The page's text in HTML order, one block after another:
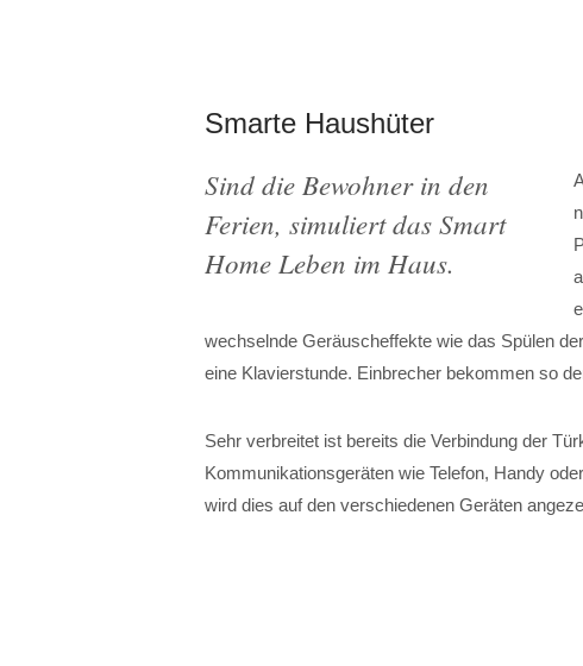
Smarte Haushüter
Sind die Bewohner in den
Ferien, simuliert das Smart
Home Leben im Haus.
wechselnde Geräuscheffekte wie das Spülen
eine Klavierstunde. Einbrecher bekommen so
Sehr verbreitet ist bereits die Verbindung der
Kommunikationsgeräten wie Telefon, Handy
wird dies auf den verschiedenen Geräten